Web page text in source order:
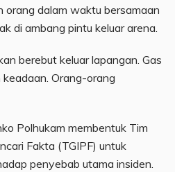
orang dalam waktu bersamaan
di ambang pintu keluar arena.
berebut keluar lapangan. Gas
Orang-orang
Polhukam membentuk Tim
Fakta (TGIPF) untuk
penyebab utama insiden.